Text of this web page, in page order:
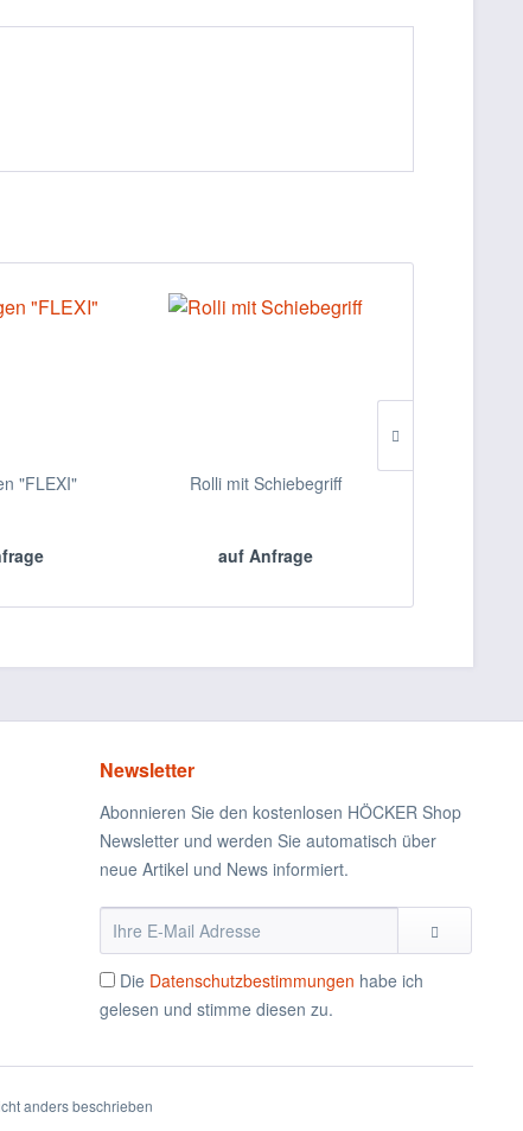
"FLEXI" Rolli mit Schiebegriff
auf Anfrage
Newsletter
Abonnieren Sie den kostenlosen HÖCKER Shop
Newsletter und werden Sie automatisch über
neue Artikel und News informiert.
Die Datenschutzbestimmungen habe ich
gelesen und stimme diesen zu.
anders beschrieben